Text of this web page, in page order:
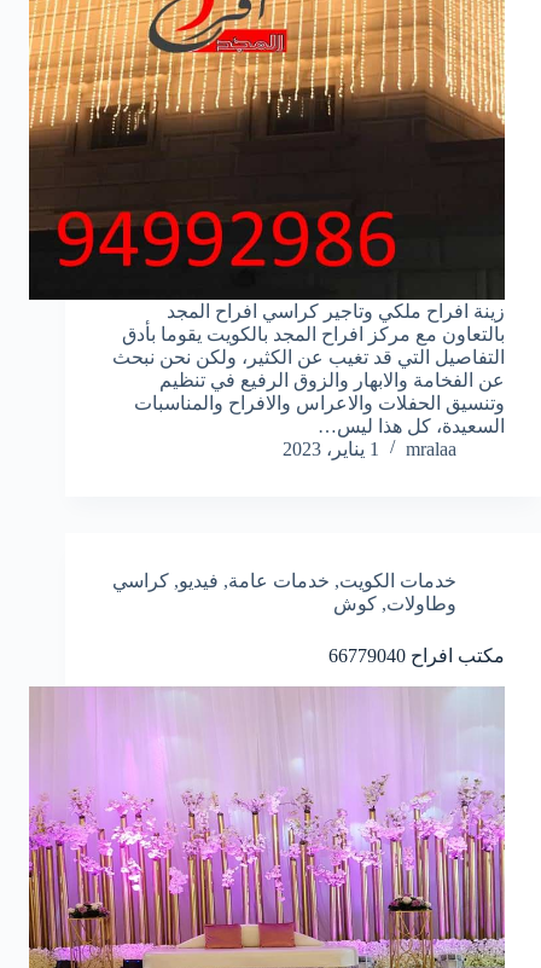
زينة افراح ملكي وتاجير كراسي افراح المجد
بالتعاون مع مركز افراح المجد بالكويت يقوما بأدق
التفاصيل التي قد تغيب عن الكثير، ولكن نحن نبحث
عن الفخامة والابهار والزوق الرفيع في تنظيم
وتنسيق الحفلات والاعراس والافراح والمناسبات
السعيدة، كل هذا ليس…
mralaa
1 يناير، 2023
خدمات الكويت, خدمات عامة, فيديو, كراسي
وطاولات, كوش
مكتب افراح 66779040